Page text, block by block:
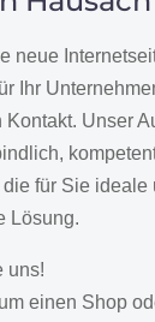
neue
Ihr
Kontakt. Unser
für Sie ideale
Lösung.
uns!
einen Shop